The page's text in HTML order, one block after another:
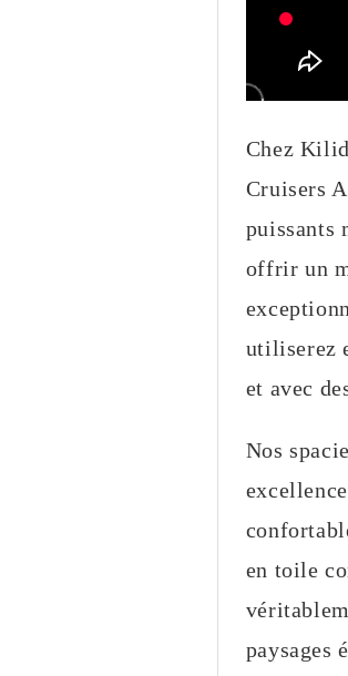
Chez
Cruisers
puissants
offrir un
utiliserez
et avec
Nos
en toile
paysages